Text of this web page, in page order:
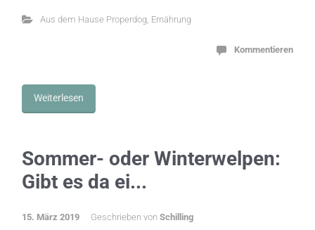
Aus dem Hause Properdog, Ernährung
Kommentieren
Weiterlesen
Sommer- oder Winterwelpen:
Gibt es da ei...
15. März 2019 Geschrieben von Schilling